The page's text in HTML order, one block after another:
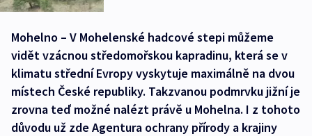
Mohelno – V Mohelenské hadcové stepi můžeme
vidět vzácnou středomořskou kapradinu, která se v
klimatu střední Evropy vyskytuje maximálně na dvou
místech České republiky. Takzvanou podmrvku jižní je
zrovna teď možné nalézt právě u Mohelna. I z tohoto
důvodu už zde Agentura ochrany přírody a krajiny